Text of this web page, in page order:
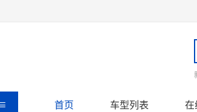
首页 车型列表 在